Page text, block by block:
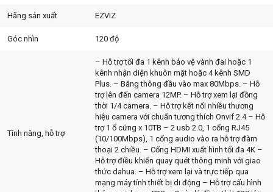
Hãng sản xuất EZVIZ
Góc nhìn 120 độ
Tính năng, hỗ trợ
– Hỗ trợ tối đa 1 kênh bảo vệ vành đai hoặc 1
kênh nhận diện khuôn mặt hoặc 4 kênh SMD
Plus. – Băng thông đầu vào max 80Mbps. – Hỗ
trợ lên đến camera 12MP. – Hỗ trợ xem lại đồng
thời 1/4 camera. – Hỗ trợ kết nối nhiều thương
hiệu camera với chuẩn tương thích Onvif 2.4 – Hỗ
trợ 1 ổ cứng x 10TB – 2 usb 2.0, 1 cổng RJ45
(10/100Mbps), 1 cổng audio vào ra hỗ trợ đàm
thoại 2 chiều. – Cổng HDMI xuất hình tối đa 4K –
Hỗ trợ điều khiển quay quét thông minh với giao
thức dahua. – Hỗ trợ xem lại và trực tiếp qua
mạng máy tính thiết bị di động – Hỗ trợ cấu hình